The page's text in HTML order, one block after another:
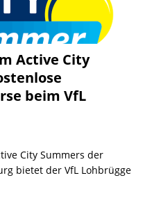
Active City
beim VfL
City Summers der
bietet der VfL Lohbrügge